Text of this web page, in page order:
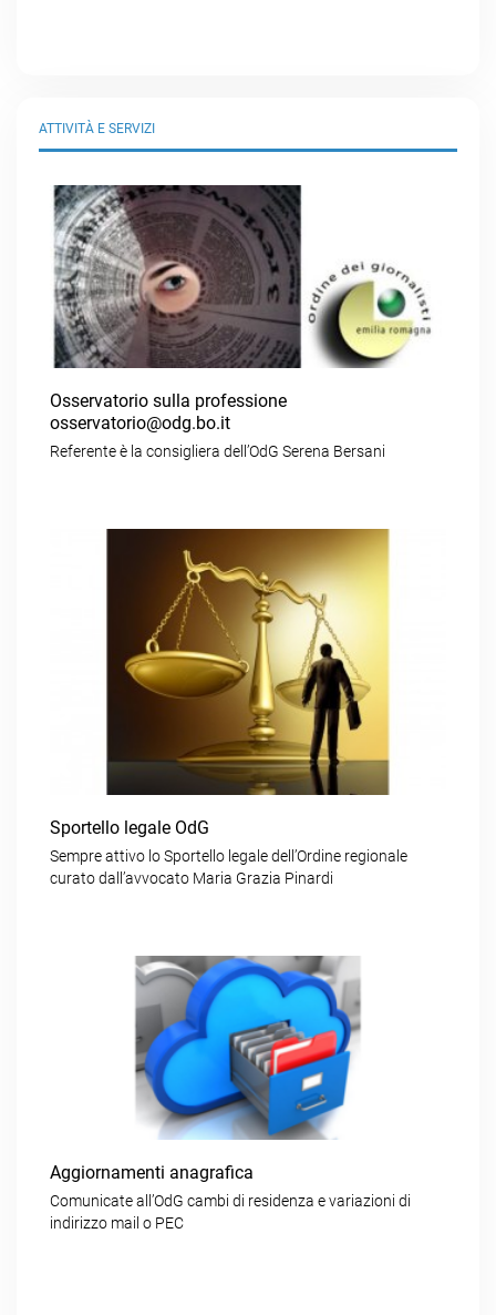
ATTIVITÀ E SERVIZI
Osservatorio sulla professione
osservatorio@odg.bo.it
Referente è la consigliera dell’OdG Serena Bersani
Sportello legale OdG
Sempre attivo lo Sportello legale dell’Ordine regionale
curato dall’avvocato Maria Grazia Pinardi
Aggiornamenti anagrafica
Comunicate all’OdG cambi di residenza e variazioni di
indirizzo mail o PEC